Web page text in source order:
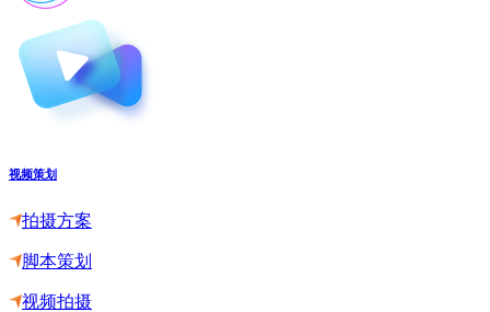
视频策划
拍摄方案
脚本策划
视频拍摄